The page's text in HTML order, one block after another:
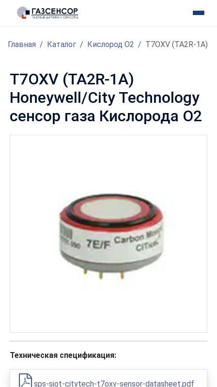
Главная Каталог Кислород O2 T7OXV (TA2R-1A)
T7OXV (TA2R-1A)
Honeywell/City Technology
сенсор газа Кислорода O2
Техническая спецификация:
sps-siot-citytech-t7oxv-sensor-datasheet.pdf